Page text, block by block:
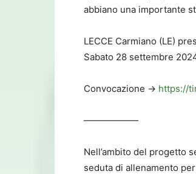
abbiano una importante
LECCE Carmiano (LE)
Sabato 28 settembre
Convocazione -> https://
——————
Nell’ambito del progetto
seduta di allenamento